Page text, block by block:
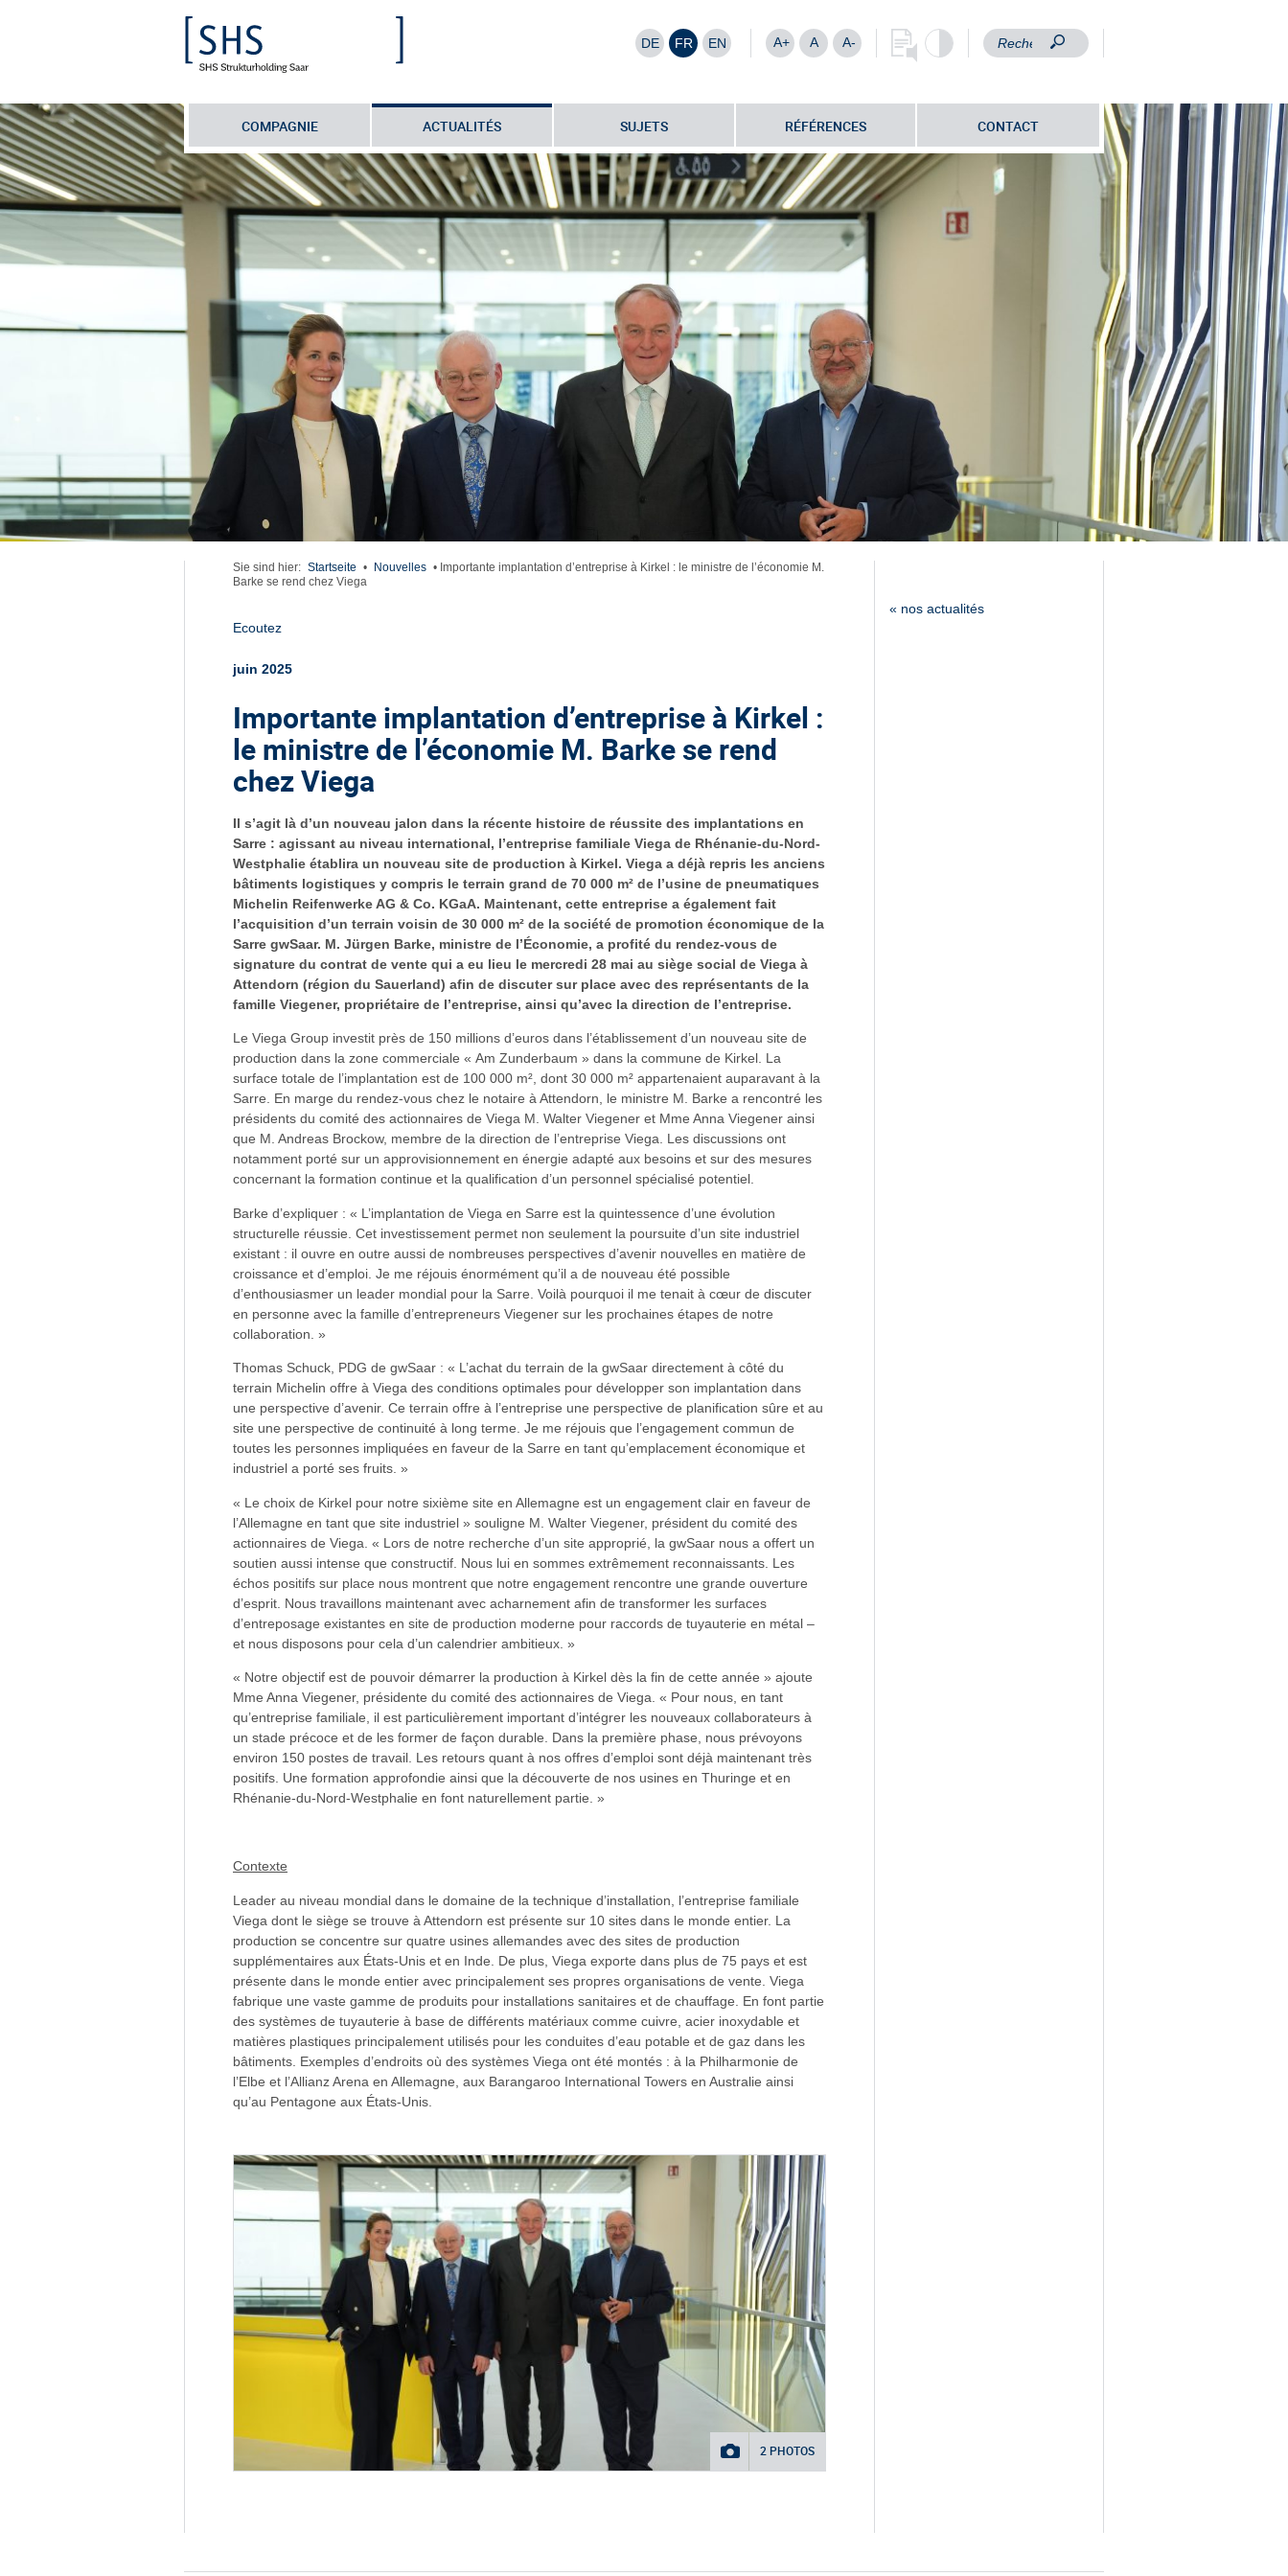
DE FR EN A+ A A-
COMPAGNIE ACTUALITÉS SUJETS RÉFÉRENCES CONTACT
Sie sind hier: Startseite • Nouvelles • Importante implantation d’entreprise à Kirkel : le ministre de l’économie M.
Barke se rend chez Viega
Ecoutez
juin 2025
Importante implantation d’entreprise à Kirkel :
le ministre de l’économie M. Barke se rend
chez Viega
Il s’agit là d’un nouveau jalon dans la récente histoire de réussite des implantations en
Sarre : agissant au niveau international, l’entreprise familiale Viega de Rhénanie-du-Nord-
Westphalie établira un nouveau site de production à Kirkel. Viega a déjà repris les anciens
bâtiments logistiques y compris le terrain grand de 70 000 m² de l’usine de pneumatiques
Michelin Reifenwerke AG & Co. KGaA. Maintenant, cette entreprise a également fait
l’acquisition d’un terrain voisin de 30 000 m² de la société de promotion économique de la
Sarre gwSaar. M. Jürgen Barke, ministre de l’Économie, a profité du rendez-vous de
signature du contrat de vente qui a eu lieu le mercredi 28 mai au siège social de Viega à
Attendorn (région du Sauerland) afin de discuter sur place avec des représentants de la
famille Viegener, propriétaire de l’entreprise, ainsi qu’avec la direction de l’entreprise.
Le Viega Group investit près de 150 millions d’euros dans l’établissement d’un nouveau site de
production dans la zone commerciale « Am Zunderbaum » dans la commune de Kirkel. La
surface totale de l’implantation est de 100 000 m², dont 30 000 m² appartenaient auparavant à la
Sarre. En marge du rendez-vous chez le notaire à Attendorn, le ministre M. Barke a rencontré les
présidents du comité des actionnaires de Viega M. Walter Viegener et Mme Anna Viegener ainsi
que M. Andreas Brockow, membre de la direction de l’entreprise Viega. Les discussions ont
notamment porté sur un approvisionnement en énergie adapté aux besoins et sur des mesures
concernant la formation continue et la qualification d’un personnel spécialisé potentiel.
Barke d’expliquer : « L’implantation de Viega en Sarre est la quintessence d’une évolution
structurelle réussie. Cet investissement permet non seulement la poursuite d’un site industriel
existant : il ouvre en outre aussi de nombreuses perspectives d’avenir nouvelles en matière de
croissance et d’emploi. Je me réjouis énormément qu’il a de nouveau été possible
d’enthousiasmer un leader mondial pour la Sarre. Voilà pourquoi il me tenait à cœur de discuter
en personne avec la famille d’entrepreneurs Viegener sur les prochaines étapes de notre
collaboration. »
Thomas Schuck, PDG de gwSaar : « L’achat du terrain de la gwSaar directement à côté du
terrain Michelin offre à Viega des conditions optimales pour développer son implantation dans
une perspective d’avenir. Ce terrain offre à l’entreprise une perspective de planification sûre et au
site une perspective de continuité à long terme. Je me réjouis que l’engagement commun de
toutes les personnes impliquées en faveur de la Sarre en tant qu’emplacement économique et
industriel a porté ses fruits. »
« Le choix de Kirkel pour notre sixième site en Allemagne est un engagement clair en faveur de
l’Allemagne en tant que site industriel » souligne M. Walter Viegener, président du comité des
actionnaires de Viega. « Lors de notre recherche d’un site approprié, la gwSaar nous a offert un
soutien aussi intense que constructif. Nous lui en sommes extrêmement reconnaissants. Les
échos positifs sur place nous montrent que notre engagement rencontre une grande ouverture
d’esprit. Nous travaillons maintenant avec acharnement afin de transformer les surfaces
d’entreposage existantes en site de production moderne pour raccords de tuyauterie en métal –
et nous disposons pour cela d’un calendrier ambitieux. »
« Notre objectif est de pouvoir démarrer la production à Kirkel dès la fin de cette année » ajoute
Mme Anna Viegener, présidente du comité des actionnaires de Viega. « Pour nous, en tant
qu’entreprise familiale, il est particulièrement important d’intégrer les nouveaux collaborateurs à
un stade précoce et de les former de façon durable. Dans la première phase, nous prévoyons
environ 150 postes de travail. Les retours quant à nos offres d’emploi sont déjà maintenant très
positifs. Une formation approfondie ainsi que la découverte de nos usines en Thuringe et en
Rhénanie-du-Nord-Westphalie en font naturellement partie. »
Contexte
Leader au niveau mondial dans le domaine de la technique d’installation, l’entreprise familiale
Viega dont le siège se trouve à Attendorn est présente sur 10 sites dans le monde entier. La
production se concentre sur quatre usines allemandes avec des sites de production
supplémentaires aux États-Unis et en Inde. De plus, Viega exporte dans plus de 75 pays et est
présente dans le monde entier avec principalement ses propres organisations de vente. Viega
fabrique une vaste gamme de produits pour installations sanitaires et de chauffage. En font partie
des systèmes de tuyauterie à base de différents matériaux comme cuivre, acier inoxydable et
matières plastiques principalement utilisés pour les conduites d’eau potable et de gaz dans les
bâtiments. Exemples d’endroits où des systèmes Viega ont été montés : à la Philharmonie de
l’Elbe et l’Allianz Arena en Allemagne, aux Barangaroo International Towers en Australie ainsi
qu’au Pentagone aux États-Unis.
2 PHOTOS
« nos actualités